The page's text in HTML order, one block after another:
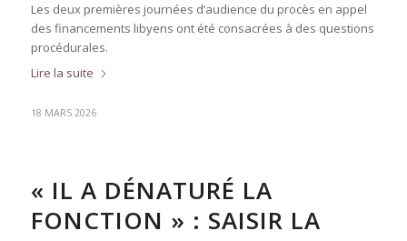
Les deux premières journées d’audience du procès en appel
des financements libyens ont été consacrées à des questions
procédurales.
Lire la suite
18 MARS 2026
« IL A DÉNATURÉ LA
FONCTION » : SAISIR LA